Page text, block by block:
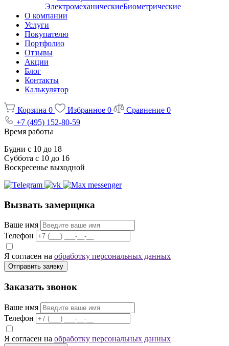
ЭлектромеханическиеБиометрические
О компании
Услуги
Покупателю
Портфолио
Отзывы
Акции
Блог
Контакты
Калькулятор
Корзина 0 Избранное 0 Сравнение 0
+7 (495) 152-80-59
Время работы
Будни с 10 до 18
Суббота с 10 до 16
Воскресенье выходной
Вызвать замерщика
Ваше имя
Телефон
Я согласен на обработку персональных данных
Отправить заявку
Заказать звонок
Ваше имя
Телефон
Я согласен на обработку персональных данных